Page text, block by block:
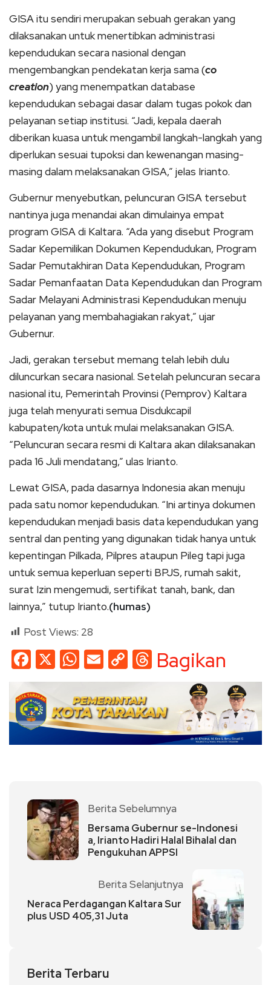
GISA itu sendiri merupakan sebuah gerakan yang
dilaksanakan untuk menertibkan administrasi
kependudukan secara nasional dengan
mengembangkan pendekatan kerja sama (co
creation) yang menempatkan database
kependudukan sebagai dasar dalam tugas pokok dan
pelayanan setiap institusi. “Jadi, kepala daerah
diberikan kuasa untuk mengambil langkah-langkah yang
diperlukan sesuai tupoksi dan kewenangan masing-
masing dalam melaksanakan GISA,” jelas Irianto.
Gubernur menyebutkan, peluncuran GISA tersebut
nantinya juga menandai akan dimulainya empat
program GISA di Kaltara. “Ada yang disebut Program
Sadar Kepemilikan Dokumen Kependudukan, Program
Sadar Pemutakhiran Data Kependudukan, Program
Sadar Pemanfaatan Data Kependudukan dan Program
Sadar Melayani Administrasi Kependudukan menuju
pelayanan yang membahagiakan rakyat,” ujar
Gubernur.
Jadi, gerakan tersebut memang telah lebih dulu
diluncurkan secara nasional. Setelah peluncuran secara
nasional itu, Pemerintah Provinsi (Pemprov) Kaltara
juga telah menyurati semua Disdukcapil
kabupaten/kota untuk mulai melaksanakan GISA.
“Peluncuran secara resmi di Kaltara akan dilaksanakan
pada 16 Juli mendatang,” ulas Irianto.
Lewat GISA, pada dasarnya Indonesia akan menuju
pada satu nomor kependudukan. “Ini artinya dokumen
kependudukan menjadi basis data kependudukan yang
sentral dan penting yang digunakan tidak hanya untuk
kepentingan Pilkada, Pilpres ataupun Pileg tapi juga
untuk semua keperluan seperti BPJS, rumah sakit,
surat Izin mengemudi, sertifikat tanah, bank, dan
lainnya,” tutup Irianto.(humas)
Post Views: 28
Facebook
X WhatsApp
EmailCopy
Link
Threads
Bagikan
Berita Sebelumnya
Bersama Gubernur se-Indonesi
a, Irianto Hadiri Halal Bihalal dan
Pengukuhan APPSI
Berita Selanjutnya
Neraca Perdagangan Kaltara Sur
plus USD 405,31 Juta
Berita Terbaru